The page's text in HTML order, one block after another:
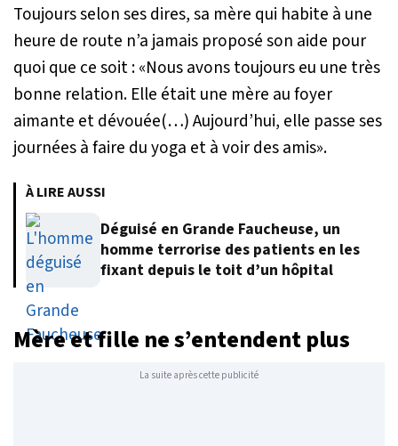
Toujours selon ses dires, sa mère qui habite à une
heure de route n’a jamais proposé son aide pour
quoi que ce soit : «Nous avons toujours eu une très
bonne relation. Elle était une mère au foyer
aimante et dévouée(…) Aujourd’hui, elle passe ses
journées à faire du yoga et à voir des amis».
À LIRE AUSSI
Déguisé en Grande Faucheuse, un
homme terrorise des patients en les
fixant depuis le toit d’un hôpital
Mère et fille ne s’entendent plus
La suite après cette publicité